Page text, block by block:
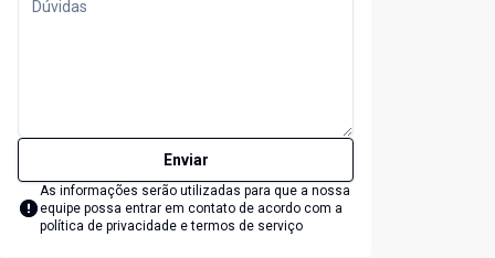
Enviar
As informações serão utilizadas para que a nossa
equipe possa entrar em contato de acordo com a
política de privacidade e termos de serviço